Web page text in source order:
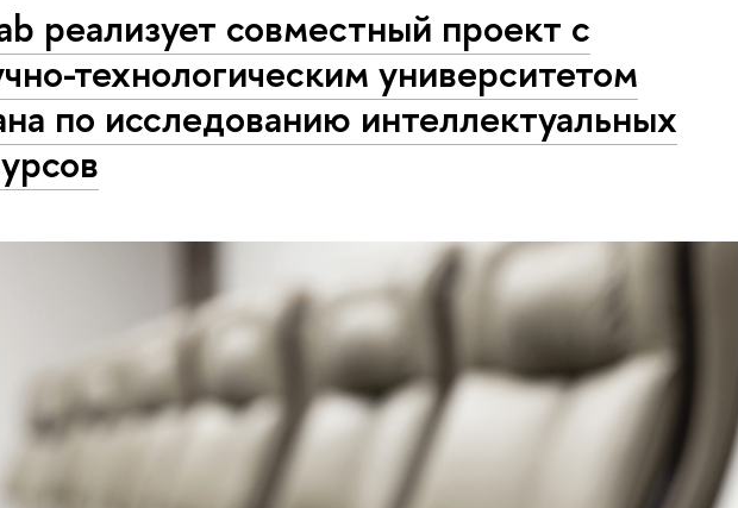
реализует совместный проект с
технологическим университетом
по исследованию интеллектуальных